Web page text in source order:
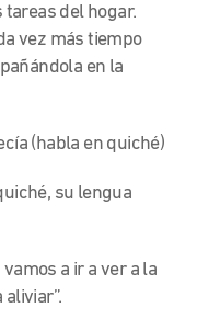
tareas del hogar.
vez más tiempo
en la
(habla en quiché)
su lengua
vamos a ir a ver a la